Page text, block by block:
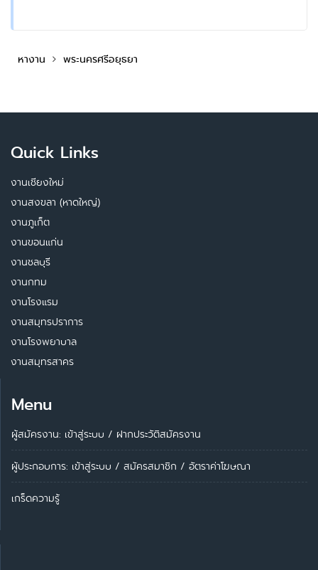
หางาน พระนครศรีอยุธยา
Quick Links
งานเชียงใหม่
งานสงขลา (หาดใหญ่)
งานภูเก็ต
งานขอนแก่น
งานชลบุรี
งานกทม
งานโรงแรม
งานสมุทรปราการ
งานโรงพยาบาล
งานสมุทรสาคร
Menu
ผู้สมัครงาน: เข้าสู่ระบบ / ฝากประวัติสมัครงาน
ผู้ประกอบการ: เข้าสู่ระบบ / สมัครสมาชิก / อัตราค่าโฆษณา
เกร็ดความรู้